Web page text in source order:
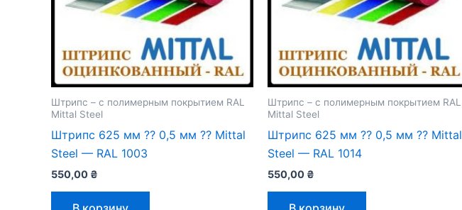
Штрипс – с полимерным покрытием RAL
Mittal Steel
Штрипс 625 мм ⁇ 0,5 мм ⁇ Mittal
Steel — RAL 1003
550,00 ₴
Штрипс – с полимерным покрытием RAL
Mittal Steel
Штрипс 625 мм ⁇ 0,5 мм ⁇ Mittal
Steel — RAL 1014
550,00 ₴